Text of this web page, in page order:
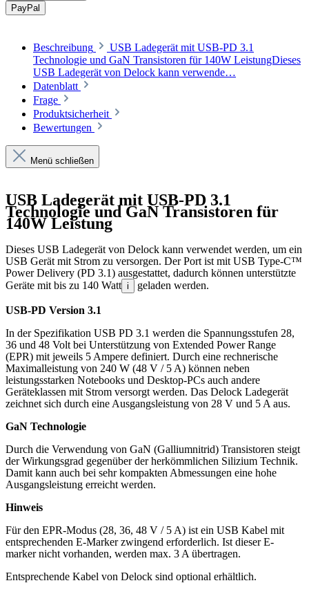
PayPal
Beschreibung
USB Ladegerät mit USB-PD 3.1
Technologie und GaN Transistoren für 140W LeistungDieses
USB Ladegerät von Delock kann verwende…
Datenblatt
Frage
Produktsicherheit
Bewertungen
Menü schließen
USB Ladegerät mit USB-PD 3.1
Technologie und GaN Transistoren für
140W Leistung
Dieses USB Ladegerät von Delock kann verwendet werden, um ein
USB Gerät mit Strom zu versorgen. Der Port ist mit USB Type-C™
Power Delivery (PD 3.1) ausgestattet, dadurch können unterstützte
Geräte mit bis zu 140 Watt i geladen werden.
USB-PD Version 3.1
In der Spezifikation USB PD 3.1 werden die Spannungsstufen 28,
36 und 48 Volt bei Unterstützung von Extended Power Range
(EPR) mit jeweils 5 Ampere definiert. Durch eine rechnerische
Maximalleistung von 240 W (48 V / 5 A) können neben
leistungsstarken Notebooks und Desktop-PCs auch andere
Geräteklassen mit Strom versorgt werden. Das Delock Ladegerät
zeichnet sich durch eine Ausgangsleistung von 28 V und 5 A aus.
GaN Technologie
Durch die Verwendung von GaN (Galliumnitrid) Transistoren steigt
der Wirkungsgrad gegenüber der herkömmlichen Silizium Technik.
Damit kann auch bei sehr kompakten Abmessungen eine hohe
Ausgangsleistung erreicht werden.
Hinweis
Für den EPR-Modus (28, 36, 48 V / 5 A) ist ein USB Kabel mit
entsprechenden E-Marker zwingend erforderlich. Ist dieser E-
marker nicht vorhanden, werden max. 3 A übertragen.
Entsprechende Kabel von Delock sind optional erhältlich.